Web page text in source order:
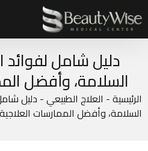
دليل شامل لفوائد
السلامة، وأفضل
الرئيسية- العلاج الطبيعي- دليل
السلامة، وأفضل الممارسات العلاجية